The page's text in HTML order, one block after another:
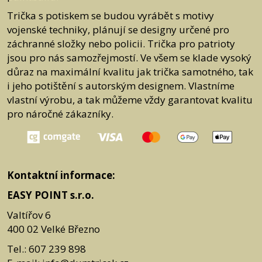
Jak postupovat
Napište nám na e-mail:info@dumtricek.cz nebo (pro případně
problémové účty, které by nám mohly spadnout do spamu)
info@easypoint.cz
Můžete nám zavolat na tel. č. 775 568 015 v pracovní době 7:00 - 15:30,
mimo tuto dobu můžete volat na
tel. č. 607 239 898.
Při kontaktu se domluvíme na následujícím postupu
ODEŠLETE PRODUKT ZPĚT NA DODACÍ ADRESU.
Do balíku vložte fakturu nebo její kopii a napište text, který se jasně týká
důvodu výměny, vrácení nebo reklamace (případně je také možné si
odstoupení od smlouvy).
U vrácení nebo výměny zboží kupující zašle nebo předá prodávajícímu
U reklamace je ze zákona lhůtu 30 dní ode dne vyzvednutí zásilky, ale
Poučení o právu na odstoupení od smlouvy
Trička s potiskem se budou vyrábět s motivy
vojenské techniky, plánují se designy určené pro
záchranné složky nebo policii. Trička pro patrioty
jsou pro nás samozřejmostí. Ve všem se klade vysoký
důraz na maximální kvalitu jak trička samotného, tak
i jeho potištění s autorským designem. Vlastníme
vlastní výrobu, a tak můžeme vždy garantovat kvalitu
pro náročné zákazníky.
Kontaktní informace:
EASY POINT s.r.o.
Valtířov 6
400 02 Velké Březno
Tel.: 607 239 898